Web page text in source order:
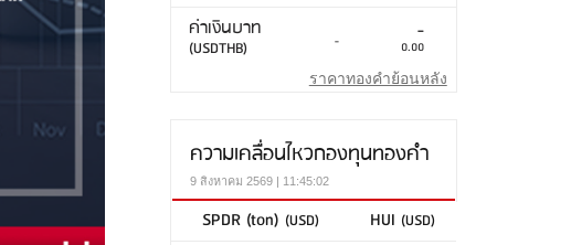
ค่าเงินบาท
(USDTHB) - -
0.00
ราคาทองคำย้อนหลัง
ความเคลื่อนไหวกองทุนทองคำ
9 สิงหาคม 2569 | 11:45:02
SPDR (ton) (USD) HUI (USD)